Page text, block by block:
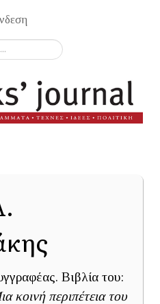
Βιβλία του:
κοινή περιπέτεια του